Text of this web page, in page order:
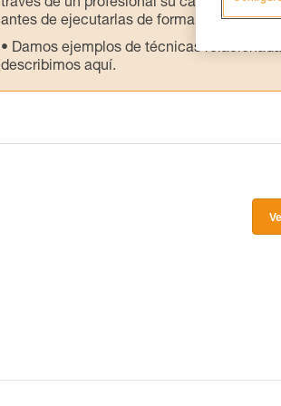
través de un profesional su capacidad
antes de ejecutarlas de forma autónoma.
Damos ejemplos de técnicas
describimos aquí.